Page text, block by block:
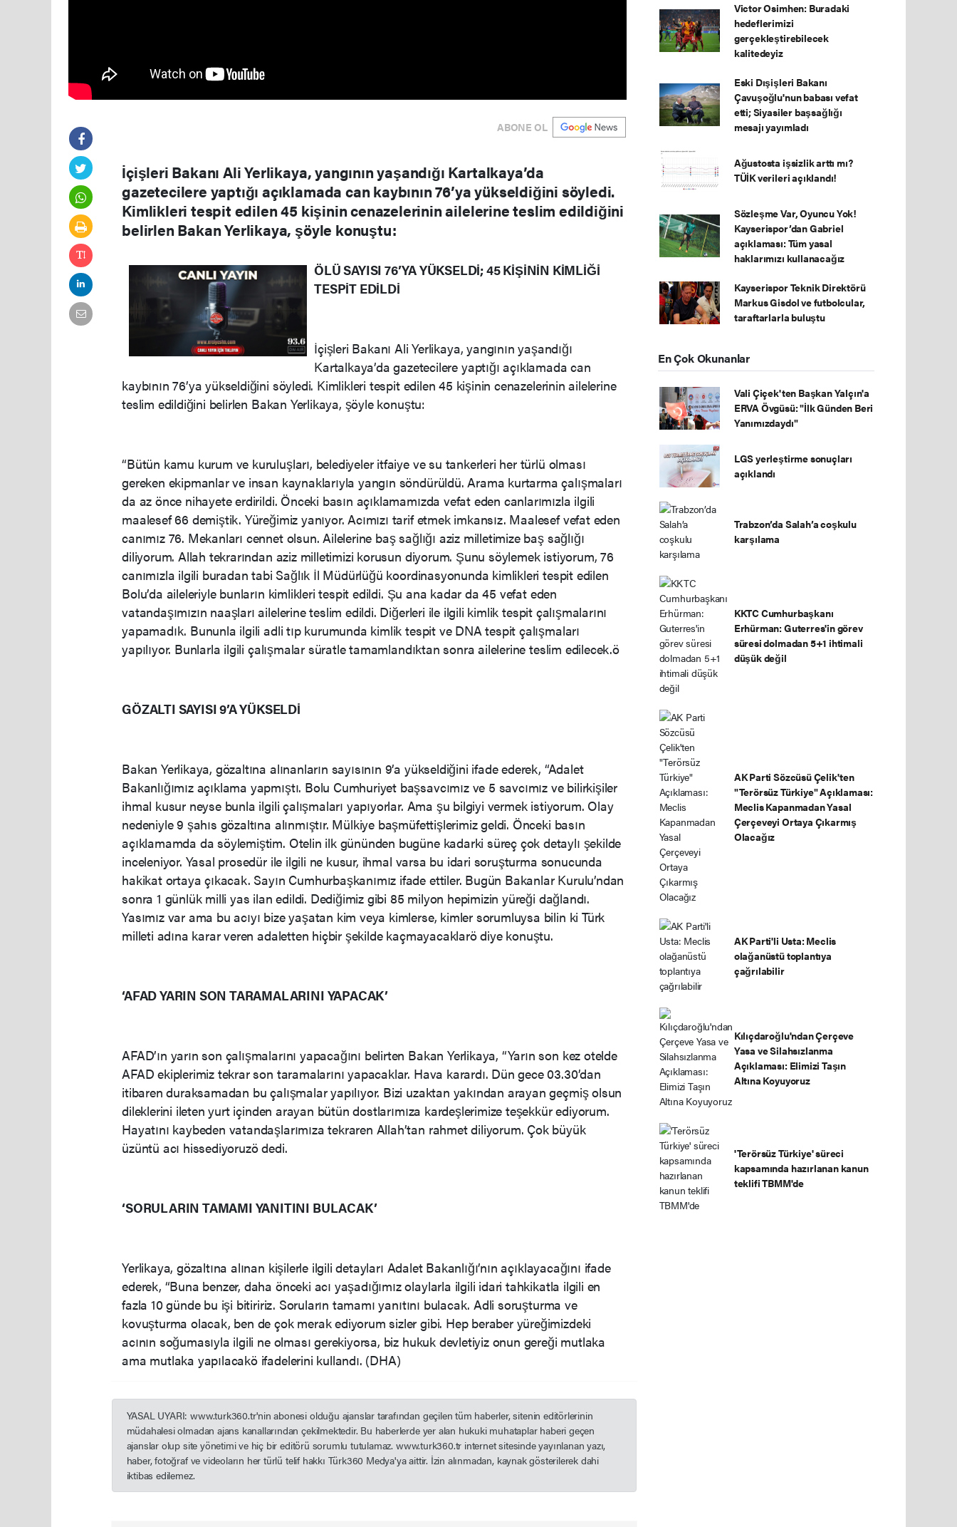
ABONE OL
İçişleri Bakanı Ali Yerlikaya, yangının yaşandığı Kartalkaya’da
gazetecilere yaptığı açıklamada can kaybının 76’ya yükseldiğini söyledi.
Kimlikleri tespit edilen 45 kişinin cenazelerinin ailelerine teslim edildiğini
belirlen Bakan Yerlikaya, şöyle konuştu:
ÖLÜ SAYISI 76’YA YÜKSELDİ; 45 KİŞİNİN KİMLİĞİ
TESPİT EDİLDİ
İçişleri Bakanı Ali Yerlikaya, yangının yaşandığı
Kartalkaya’da gazetecilere yaptığı açıklamada can
kaybının 76’ya yükseldiğini söyledi. Kimlikleri tespit edilen 45 kişinin cenazelerinin ailelerine
teslim edildiğini belirlen Bakan Yerlikaya, şöyle konuştu:
“Bütün kamu kurum ve kuruluşları, belediyeler itfaiye ve su tankerleri her türlü olması
gereken ekipmanlar ve insan kaynaklarıyla yangın söndürüldü. Arama kurtarma çalışmaları
da az önce nihayete erdirildi. Önceki basın açıklamamızda vefat eden canlarımızla ilgili
maalesef 66 demiştik. Yüreğimiz yanıyor. Acımızı tarif etmek imkansız. Maalesef vefat eden
canımız 76. Mekanları cennet olsun. Ailelerine baş sağlığı aziz milletimize baş sağlığı
diliyorum. Allah tekrarından aziz milletimizi korusun diyorum. Şunu söylemek istiyorum, 76
canımızla ilgili buradan tabi Sağlık İl Müdürlüğü koordinasyonunda kimlikleri tespit edilen
Bolu’da aileleriyle bunların kimlikleri tespit edildi. Şu ana kadar da 45 vefat eden
vatandaşımızın naaşları ailelerine teslim edildi. Diğerleri ile ilgili kimlik tespit çalışmalarını
yapamadık. Bununla ilgili adli tıp kurumunda kimlik tespit ve DNA tespit çalışmaları
yapılıyor. Bunlarla ilgili çalışmalar süratle tamamlandıktan sonra ailelerine teslim edilecek.ö
GÖZALTI SAYISI 9’A YÜKSELDİ
Bakan Yerlikaya, gözaltına alınanların sayısının 9’a yükseldiğini ifade ederek, “Adalet
Bakanlığımız açıklama yapmıştı. Bolu Cumhuriyet başsavcımız ve 5 savcımız ve bilirkişiler
ihmal kusur neyse bunla ilgili çalışmaları yapıyorlar. Ama şu bilgiyi vermek istiyorum. Olay
nedeniyle 9 şahıs gözaltına alınmıştır. Mülkiye başmüfettişlerimiz geldi. Önceki basın
açıklamamda da söylemiştim. Otelin ilk gününden bugüne kadarki süreç çok detaylı şekilde
inceleniyor. Yasal prosedür ile ilgili ne kusur, ihmal varsa bu idari soruşturma sonucunda
hakikat ortaya çıkacak. Sayın Cumhurbaşkanımız ifade ettiler. Bugün Bakanlar Kurulu’ndan
sonra 1 günlük milli yas ilan edildi. Dediğimiz gibi 85 milyon hepimizin yüreği dağlandı.
Yasımız var ama bu acıyı bize yaşatan kim veya kimlerse, kimler sorumluysa bilin ki Türk
milleti adına karar veren adaletten hiçbir şekilde kaçmayacaklarö diye konuştu.
‘AFAD YARIN SON TARAMALARINI YAPACAK’
AFAD’ın yarın son çalışmalarını yapacağını belirten Bakan Yerlikaya, “Yarın son kez otelde
AFAD ekiplerimiz tekrar son taramalarını yapacaklar. Hava karardı. Dün gece 03.30’dan
itibaren duraksamadan bu çalışmalar yapılıyor. Bizi uzaktan yakından arayan geçmiş olsun
dileklerini ileten yurt içinden arayan bütün dostlarımıza kardeşlerimize teşekkür ediyorum.
Hayatını kaybeden vatandaşlarımıza tekraren Allah’tan rahmet diliyorum. Çok büyük
üzüntü acı hissediyoruzö dedi.
‘SORULARIN TAMAMI YANITINI BULACAK’
Yerlikaya, gözaltına alınan kişilerle ilgili detayları Adalet Bakanlığı’nın açıklayacağını ifade
ederek, “Buna benzer, daha önceki acı yaşadığımız olaylarla ilgili idari tahkikatla ilgili en
fazla 10 günde bu işi bitiririz. Soruların tamamı yanıtını bulacak. Adli soruşturma ve
kovuşturma olacak, ben de çok merak ediyorum sizler gibi. Hep beraber yüreğimizdeki
acının soğumasıyla ilgili ne olması gerekiyorsa, biz hukuk devletiyiz onun gereği mutlaka
ama mutlaka yapılacakö ifadelerini kullandı. (DHA)
YASAL UYARI: www.turk360.tr'nin abonesi olduğu ajanslar tarafından geçilen tüm haberler, sitenin editörlerinin
müdahalesi olmadan ajans kanallarından çekilmektedir. Bu haberlerde yer alan hukuki muhataplar haberi geçen
ajanslar olup site yönetimi ve hiç bir editörü sorumlu tutulamaz. www.turk360.tr internet sitesinde yayınlanan yazı,
haber, fotoğraf ve videoların her türlü telif hakkı Türk360 Medya'ya aittir. İzin alınmadan, kaynak gösterilerek dahi
iktibas edilemez.
Victor Osimhen: Buradaki
hedeflerimizi
gerçekleştirebilecek
kalitedeyiz
Eski Dışişleri Bakanı
Çavuşoğlu'nun babası vefat
etti; Siyasiler başsağlığı
mesajı yayımladı
Ağustosta işsizlik arttı mı?
TÜİK verileri açıklandı!
Sözleşme Var, Oyuncu Yok!
Kayserispor’dan Gabriel
açıklaması: Tüm yasal
haklarımızı kullanacağız
Kayserispor Teknik Direktörü
Markus Gisdol ve futbolcular,
taraftarlarla buluştu
En Çok Okunanlar
Vali Çiçek'ten Başkan Yalçın'a
ERVA Övgüsü: "İlk Günden Beri
Yanımızdaydı"
LGS yerleştirme sonuçları
açıklandı
Trabzon’da Salah’a coşkulu
karşılama
KKTC Cumhurbaşkanı
Erhürman: Guterres'in görev
süresi dolmadan 5+1 ihtimali
düşük değil
AK Parti Sözcüsü Çelik'ten
"Terörsüz Türkiye" Açıklaması:
Meclis Kapanmadan Yasal
Çerçeveyi Ortaya Çıkarmış
Olacağız
AK Parti'li Usta: Meclis
olağanüstü toplantıya
çağrılabilir
Kılıçdaroğlu'ndan Çerçeve
Yasa ve Silahsızlanma
Açıklaması: Elimizi Taşın
Altına Koyuyoruz
'Terörsüz Türkiye' süreci
kapsamında hazırlanan kanun
teklifi TBMM'de